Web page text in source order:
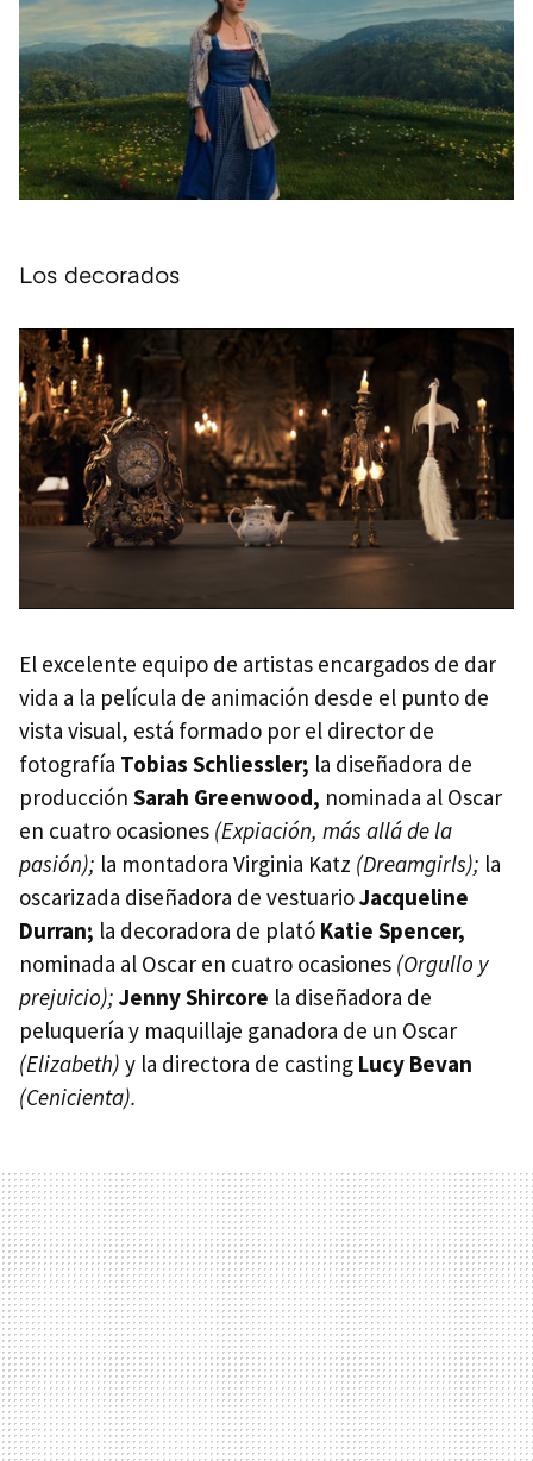
Los decorados
El excelente equipo de artistas encargados de dar
vida a la película de animación desde el punto de
vista visual, está formado por el director de
fotografía Tobias Schliessler; la diseñadora de
producción Sarah Greenwood, nominada al Oscar
en cuatro ocasiones (Expiación, más allá de la
pasión); la montadora Virginia Katz (Dreamgirls); la
oscarizada diseñadora de vestuarioJacqueline
Durran; la decoradora de plató Katie Spencer,
nominada al Oscar en cuatro ocasiones (Orgullo y
prejuicio); Jenny Shircore la diseñadora de
peluquería y maquillaje ganadora de un Oscar
(Elizabeth) y la directora de casting Lucy Bevan
(Cenicienta).